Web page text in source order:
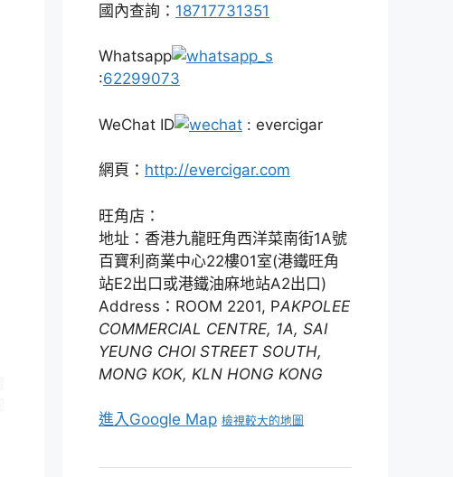
國內查詢： 18717731351
Whatsapp
:62299073
WeChat ID : evercigar
網頁： http://evercigar.com
旺角店：
地址：香港九龍旺角西洋菜南街1A號
百寶利商業中心22樓01室(港鐵旺角
站E2出口或港鐵油麻地站A2出口)
Address：ROOM 2201, PAKPOLEE
COMMERCIAL CENTRE, 1A, SAI
YEUNG CHOI STREET SOUTH,
MONG KOK, KLN HONG KONG
進入Google Map 檢視較大的地圖